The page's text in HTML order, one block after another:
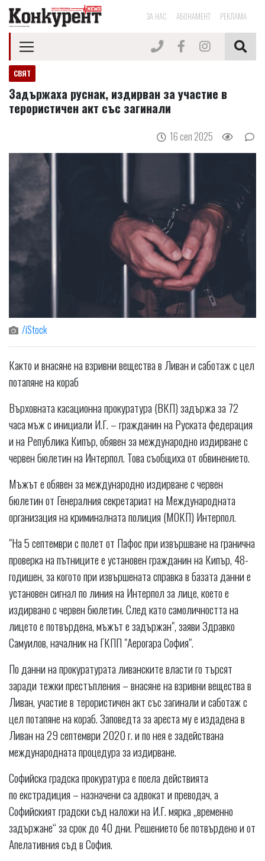
ЗА НАС АБОНАМЕНТ РЕКЛАМА
СВЯТ
Задържаха руснак, издирван за участие в
терористичен акт със загинали
16 сеп 2025
/iStock
Както и внасяне на взривни вещества в Ливан и саботаж с цел
потапяне на кораб
Върховната касационна прокуратура (ВКП) задържа за 72
часа мъж с инициали И.Г. – гражданин на Руската федерация
и на Република Кипър, обявен за международно издирване с
червен бюлетин на Интерпол. Това съобщиха от обвинението.
Мъжът е обявен за международно издирване с червен
бюлетин от Генералния секретариат на Международната
организация на криминалната полиция (МОКП) Интерпол.
"На 5 септември с полет от Пафос при извършване на гранична
проверка на пътниците е установен гражданин на Кипър, 48-
годишен, за когото при извършената справка в базата данни е
установен сигнал по линия на Интерпол за лице, което е
издирвано с червен бюлетин. След като самоличността на
лицето е потвърдена, мъжът е задържан", заяви Здравко
Самуилов, началник на ГКПП "Аерогара София".
По данни на прокуратурата ливанските власти го търсят
заради тежки престъпления – внасяне на взривни вещества в
Ливан, участие в терористичен акт със загинали и саботаж с
цел потапяне на кораб. Заповедта за ареста му е издадена в
Ливан на 29 септември 2020 г. и по нея е задействана
международната процедура за издирване.
Софийска градска прокуратура е поела действията
по екстрадиция – назначени са адвокат и преводач, а
Софийският градски съд наложи на И.Г. мярка „временно
задържане“ за срок до 40 дни. Решението бе потвърдено и от
Апелативния съд в София.